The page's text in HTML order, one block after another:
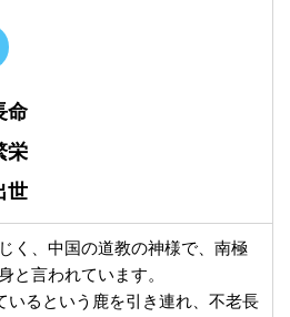
命
栄
世
く、中国の道教の神様で、南極
と言われています。
いるという鹿を引き連れ、不老長